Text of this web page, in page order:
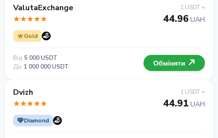
ValutaExchange
Gold
1 USDT =
44.96 UAH
Від 5 000 USDT
До 1 000 000 USDT Обміняти
Dvizh
Diamond
1 USDT =
44.91 UAH